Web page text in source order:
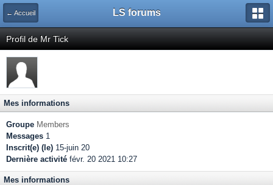
← Accueil LS forums
Profil de Mr Tick
Mes informations
Groupe Members
Messages 1
Inscrit(e) (le) 15-juin 20
Dernière activité févr. 20 2021 10:27
Mes informations